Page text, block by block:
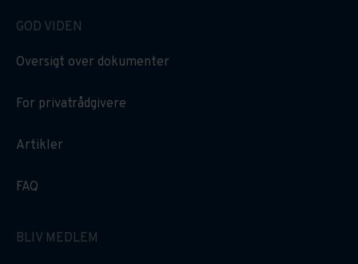
GOD VIDEN
Oversigt over dokumenter
For privatrådgivere
Artikler
FAQ
BLIV MEDLEM